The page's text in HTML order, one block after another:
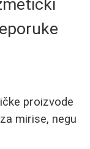
proizvode
mirise, negu